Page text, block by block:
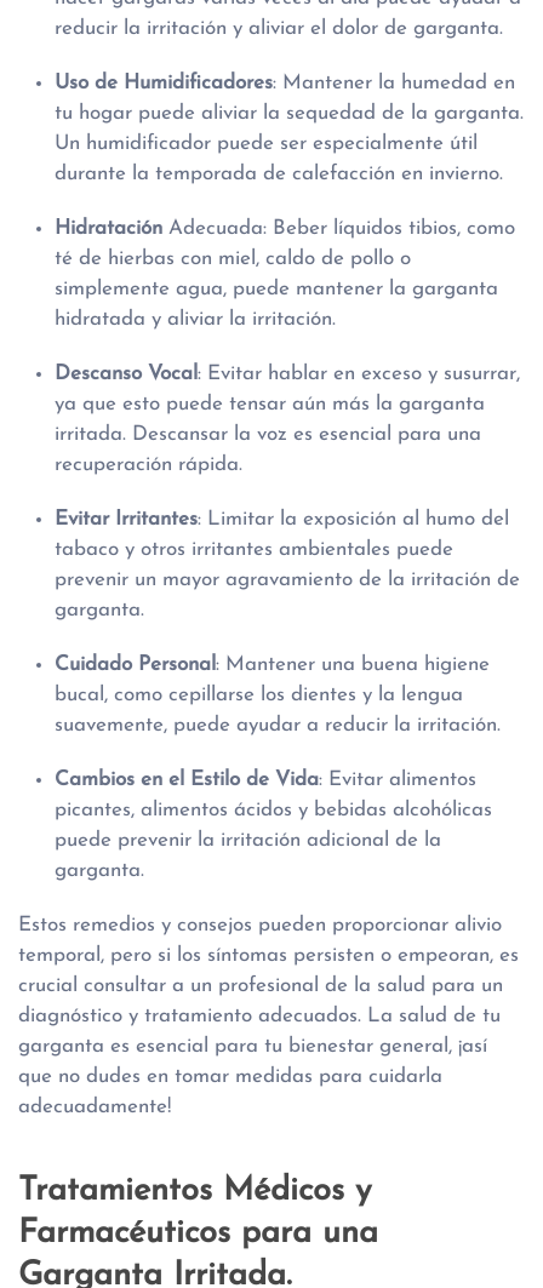
reducir la irritación y aliviar el dolor de garganta.
Uso de Humidificadores: Mantener la humedad en
tu hogar puede aliviar la sequedad de la garganta.
Un humidificador puede ser especialmente útil
durante la temporada de calefacción en invierno.
Hidratación Adecuada: Beber líquidos tibios, como
té de hierbas con miel, caldo de pollo o
simplemente agua, puede mantener la garganta
hidratada y aliviar la irritación.
Descanso Vocal : Evitar hablar en exceso y susurrar,
ya que esto puede tensar aún más la garganta
irritada. Descansar la voz es esencial para una
recuperación rápida.
Evitar Irritantes: Limitar la exposición al humo del
tabaco y otros irritantes ambientales puede
prevenir un mayor agravamiento de la irritación de
garganta.
Cuidado Personal : Mantener una buena higiene
bucal, como cepillarse los dientes y la lengua
suavemente, puede ayudar a reducir la irritación.
Cambios en el Estilo de Vida: Evitar alimentos
picantes, alimentos ácidos y bebidas alcohólicas
puede prevenir la irritación adicional de la
garganta.
Estos remedios y consejos pueden proporcionar alivio
temporal, pero si los síntomas persisten o empeoran, es
crucial consultar a un profesional de la salud para un
diagnóstico y tratamiento adecuados. La salud de tu
garganta es esencial para tu bienestar general, ¡así
que no dudes en tomar medidas para cuidarla
adecuadamente!
Tratamientos Médicos y
Farmacéuticos para una
Garganta Irritada.